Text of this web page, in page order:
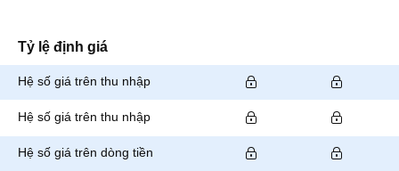
Tỷ lệ định giá
Hệ số giá trên thu nhập
Hệ số giá trên thu nhập
Hệ số giá trên dòng tiền